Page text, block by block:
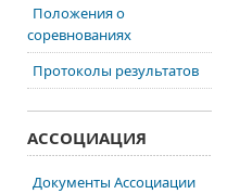
Положения о
соревнованиях
Протоколы результатов
АССОЦИАЦИЯ
Документы Ассоциации